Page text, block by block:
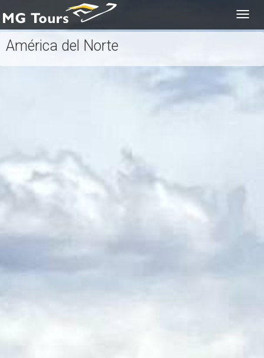
América del Norte